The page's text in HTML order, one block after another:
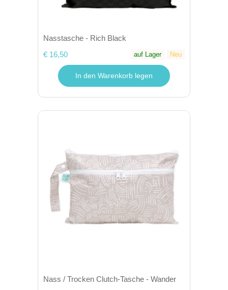
Nasstasche - Rich Black
€ 16,50
auf Lager Neu
In den Warenkorb legen
Nass / Trocken Clutch-Tasche - Wander